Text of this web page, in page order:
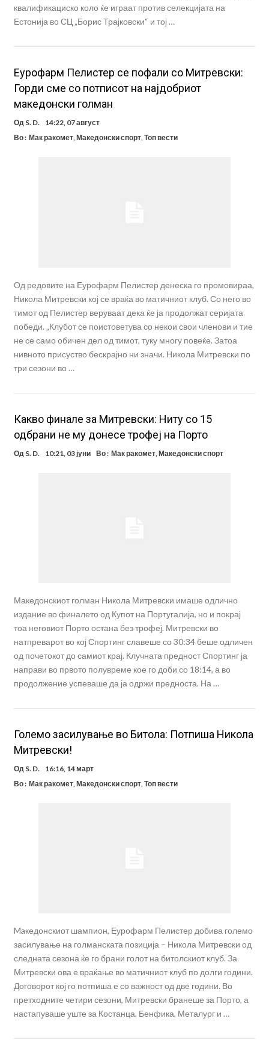
квалификациско коло ќе играат против селекцијата на
Естонија во СЦ „Борис Трајковски“ и тој …
Еурофарм Пелистер се пофали со Митревски:
Горди сме со потписот на најдобриот
македонски голман
Од S. D.
14:22, 07 август
Во : Мак ракомет,Македонски спорт,Топ вести
Од редовите на Еурофарм Пелистер денеска го промовираа,
Никола Митревски кој се враќа во матичниот клуб. Со него во
тимот од Пелистер веруваат дека ќе ја продолжат серијата
победи. „Клубот се поистоветува со некои свои членови и тие
не се само обичен дел од тимот, туку многу повеќе. Затоа
нивното присуство бескрајно ни значи. Никола Митревски по
три сезони во …
Какво финале за Митревски: Ниту со 15
одбрани не му донесе трофеј на Порто
Од S. D. 10:21, 03 јуни Во : Мак ракомет, Македонски спорт
Македонскиот голман Никола Митревски имаше одлично
издание во финалето од Купот на Португалија, но и покрај
тоа неговиот Порто остана без трофеј. Митревски во
натпреварот во кој Спортинг славеше со 30:34 беше одличен
од почетокот до самиот крај. Клучната предност Спортинг ја
направи во првото полувреме кое го доби со 18:14, а во
продолжение успеваше да ја одржи предноста. На …
Големо засилување во Битола: Потпиша Никола
Митревски!
Од S. D.
16:16, 14 март
Во : Мак ракомет,Македонски спорт,Топ вести
Maкедонскиот шампион, Еурофарм Пелистер добива големо
засилување на голманската позиција – Никола Митревски од
следната сезона ќе го брани голот на битолскиот клуб. За
Митревски ова е враќање во матичниот клуб по долги години.
Договорот кој го потпиша е со важност од две години. Во
претходните четири сезони, Митревски бранеше за Порто, а
настапуваше уште за Костанца, Бенфика, Металург и …